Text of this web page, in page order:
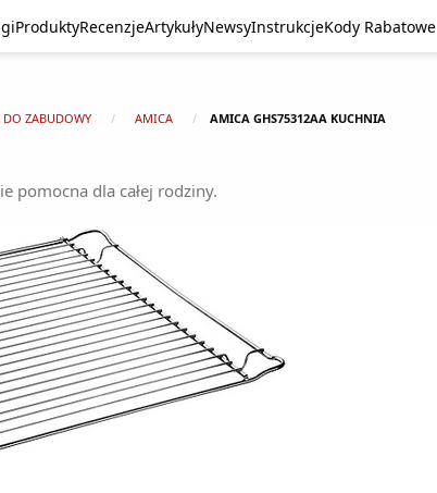
ProduktyRecenzjeArtykułyNewsyInstrukcjeKody Rabatowe
DO ZABUDOWY AMICA AMICA GHS75312AA KUCHNIA
pomocna dla całej rodziny.